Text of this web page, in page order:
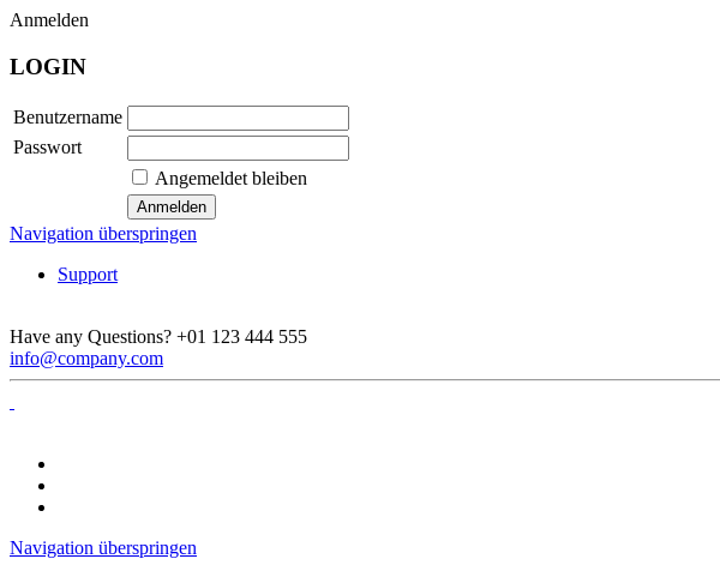
Anmelden
LOGIN
Benutzername
Passwort
Angemeldet bleiben
Navigation überspringen
Support
Have any Questions? +01 123 444 555
info@company.com
Navigation überspringen